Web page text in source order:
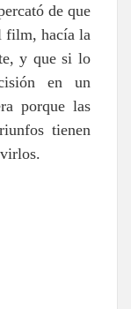
de que
film, hacía la
y que si lo
en un
porque las
tienen